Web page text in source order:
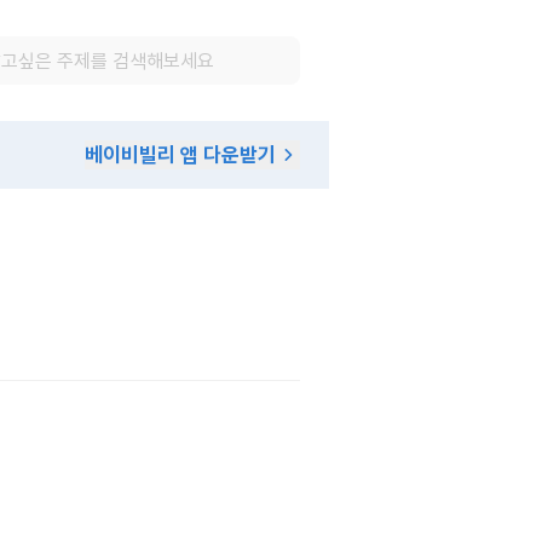
베이비빌리 앱 다운받기